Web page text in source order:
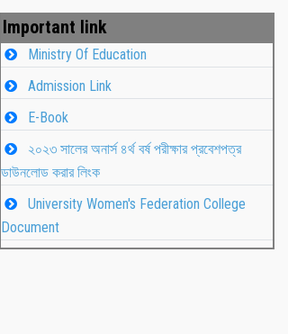
Important link
Ministry Of Education
Admission Link
E-Book
২০২৩ সালের অনার্স ৪র্থ বর্ষ পরীক্ষার প্রবেশপত্র
ডাউনলোড করার লিংক
University Women's Federation College
Document